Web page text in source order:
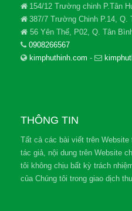
154/12 Trường chinh P.Tân
387/7 Trường Chinh P.14, Q.
56 Yên Thế, P02, Q. Tân
0908266567
kimphuthinh.com -
THÔNG TIN
Tất cả các bài viết trên Website
tác giả, nội dung trên Website
tôi không chịu bất kỳ trách
của Chúng tôi trong giao dịch